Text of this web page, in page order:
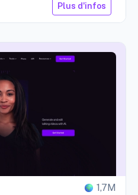
Plus d'infos
1,7M